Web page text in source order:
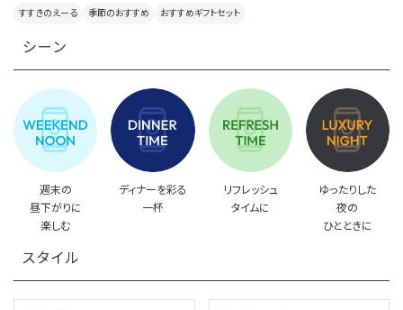
すすきのえーる 季節のおすすめ おすすめギフトセット
シーン
週末の
昼下がりに
楽しむ
ディナーを彩る
一杯
リフレッシュ
タイムに
ゆったりした
夜の
ひとときに
スタイル